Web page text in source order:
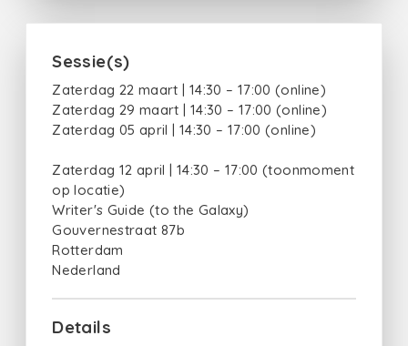
Sessie(s)
Zaterdag 22 maart | 14:30 – 17:00 (online)
Zaterdag 29 maart | 14:30 – 17:00 (online)
Zaterdag 05 april | 14:30 – 17:00 (online)
Zaterdag 12 april | 14:30 – 17:00 (toonmoment
op locatie)
Writer's Guide (to the Galaxy)
Gouvernestraat 87b
Rotterdam
Nederland
Details